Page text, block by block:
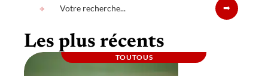
Les plus récents
TOUTOUS